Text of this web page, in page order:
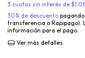
3 cuotas sin interés de
30% de descuento
transferencia o Rapipago).
información para el pago.
Ver más detalles